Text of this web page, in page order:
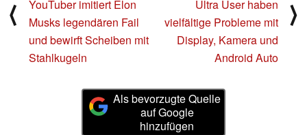
⟨
YouTuber imitiert Elon
Musks legendären Fail
und bewirft Scheiben mit
Stahlkugeln
Ultra User haben
vielfältige Probleme mit
Display, Kamera und
Android Auto
⟩
Als bevorzugte Quelle
auf Google
hinzufügen